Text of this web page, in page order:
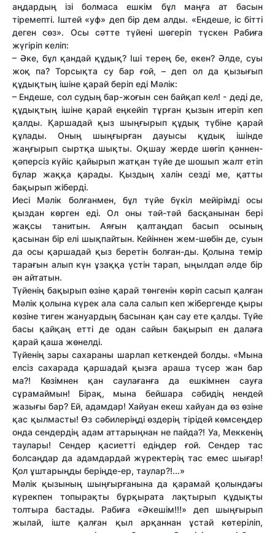
аңдардың ізі болмаса ешкім бұл маңға ат басын
тіремепті. Іштей «уф» деп бір дем алды. «Ендеше, іс бітті
деген сөз». Осы сәтте түйені шөгеріп түскен Рабиға
жүгіріп келіп:
– Әке, бұл қандай құдық? Іші терең бе, екен? Әлде, суы
жоқ па? Торсықта су бар ғой, – деп ол да қызығып
құдықтың ішіне қарай беріп еді Мәлік:
– Ендеше, сол судың бар-жоғын сен байқап кел! - деді де,
құдықтың ішіне қарай еңкейіп тұрған қызын итеріп кеп
қалды. Қаршадай қыз шыңғырып құдық түбіне қарай
құлады. Оның шыңғырған дауысы құдық ішінде
жаңғырып сыртқа шықты. Оқшау жерде шөгіп қәннен-
қәперсіз күйіс қайырып жатқан түйе де шошып жалт етіп
бұлар жаққа қарады. Қыздың халін сезді ме, қатты
бақырып жіберді.
Иесі Мәлік болғанмен, бұл түйе бүкіл мейірімді осы
қыздан көрген еді. Ол оны тәй-тәй басқанынан бері
жақсы танитын. Аяғын қалтаңдап басып осының
қасынан бір елі шықпайтын. Кейіннен жем-шөбін де, суын
да осы қаршадай қыз беретін болған-ды. Қолына темір
тарағын алып күн ұзаққа үстін тарап, ыңылдап әлде бір
ән айтатын.
Түйенің бақырып өзіне қарай төнгенін көріп сасып қалған
Мәлік қолына күрек ала сала салып кеп жібергенде қыры
көзіне тиген жануардың басынан қан сау ете қалды. Түйе
басы қайқаң етті де одан сайын бақырып ен далаға
қарай қаша жөнелді.
Түйенің зары сахараны шарлап кеткендей болды. «Мына
елсіз сахарада қаршадай қызға араша түсер жан бар
ма?! Көзімнен қан саулағанға да ешкімнен сауға
сұрамаймын! Бірақ, мына бейшара сәбидің нендей
жазығы бар? Ей, адамдар! Хайуан екеш хайуан да өз өзіне
қас қылмасты! Өз сәбилеріңді өздерің тірідей көмсеңдер
онда сендердің адам аттарыңнан не пайда?! Уа, Меккенің
таулары! Сендер қасиетті едіңдер ғой. Сендер тас
болсаңдар да адамдардай жүректерің тас емес шығар!
Қол ұштарыңды беріңде-ер, таулар?!...»
Мәлік қызының шыңғырғанына да қарамай қолындағы
күрекпен топырақты бұрқырата лақтырып құдықты
толтыра бастады. Рабиға «Әкешім!!!» деп шыңғырып
жылай, іште қалған қыл арқаннан ұстай көтеріліп,